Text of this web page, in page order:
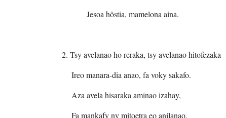
Jesoa hôstia, mamelona aina.
2. Tsy avelanao ho reraka, tsy avelanao hitofezaka
Ireo manara-dia anao, fa voky sakafo.
Aza avela hisaraka aminao izahay,
Fa mankafy ny mitoetra eo anilanao.